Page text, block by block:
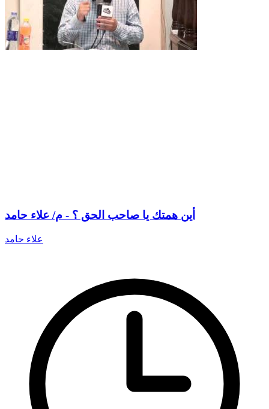
أين همتك يا صاحب الحق ؟ - م/ علاء حامد
علاء حامد